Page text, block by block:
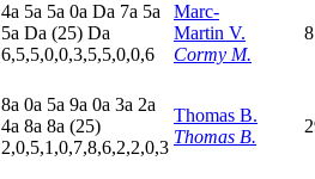
4a 5a 5a 0a Da 7a 5a
5a Da (25) Da
6,5,5,0,0,3,5,5,0,0,6
Marc-
Martin V.
Cormy M.
8a 0a 5a 9a 0a 3a 2a
4a 8a 8a (25)
2,0,5,1,0,7,8,6,2,2,0,3
Thomas B.
Thomas B.